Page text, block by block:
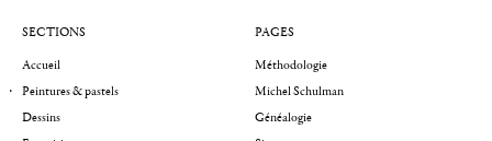
SECTIONS
Accueil
Peintures & pastels
Dessins
PAGES
Méthodologie
Michel Schulman
Généalogie